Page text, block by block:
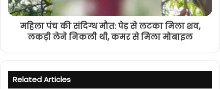
महिला पंच की संदिग्ध मौत: पेड़ से लटका मिला शव,
लकड़ी लेने निकली थी, कमर से मिला मोबाइल
Related Articles